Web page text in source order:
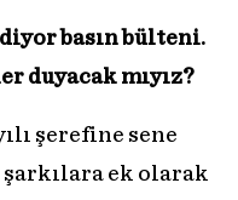
basın bülteni.
duyacak mıyız?
şerefine sene
şarkılara ek olarak